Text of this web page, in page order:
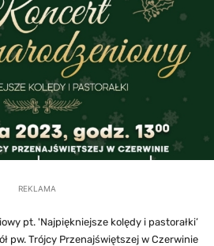
REKLAMA
pt. 'Najpiękniejsze kolędy i pastorałki’
pw. Trójcy Przenajświętszej w Czerwinie